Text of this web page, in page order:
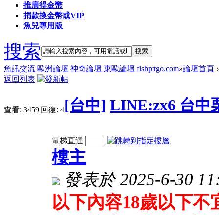
推廣得金幣
捐款換金幣或VIP
魚兒專用版
搜索 搜索
魚訊交流 歐洲論壇 神奇論壇 東歐論壇 fishpttgo.com»論壇首頁 ›
返回列表
查看: 3459|回復: 4[台中] LINE:zx6 台中
電梯直達
樓主
發表於 2025-6-30
以下內容18歲以下